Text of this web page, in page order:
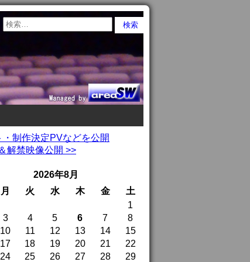
制作決定PVなどを公開
解禁映像公開 >>
2026年8月
月 火 水 木 金
土
1
3 4 5 6 7
8
10 11 12 13 14
15
17 18 19 20 21
22
24 25 26 27 28 29